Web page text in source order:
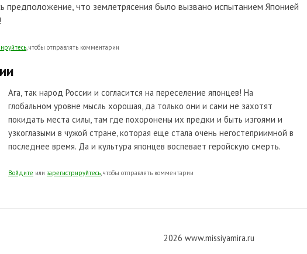
предположение, что землетрясения было вызвано испытанием Японией
, чтобы отправлять комментарии
Ага, так народ России и согласится на переселение японцев! На
глобальном уровне мысль хорошая, да только они и сами не захотят
покидать места силы, там где похоронены их предки и быть изгоями и
узкоглазыми в чужой стране, которая еще стала очень негостеприимной в
последнее время. Да и культура японцев воспевает геройскую смерть.
Войдите или зарегистрируйтесь, чтобы отправлять комментарии
2026 www.missiyamira.ru